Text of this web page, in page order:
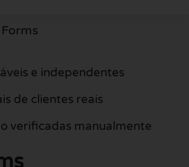
e independentes
de clientes reais
verificadas manualmente